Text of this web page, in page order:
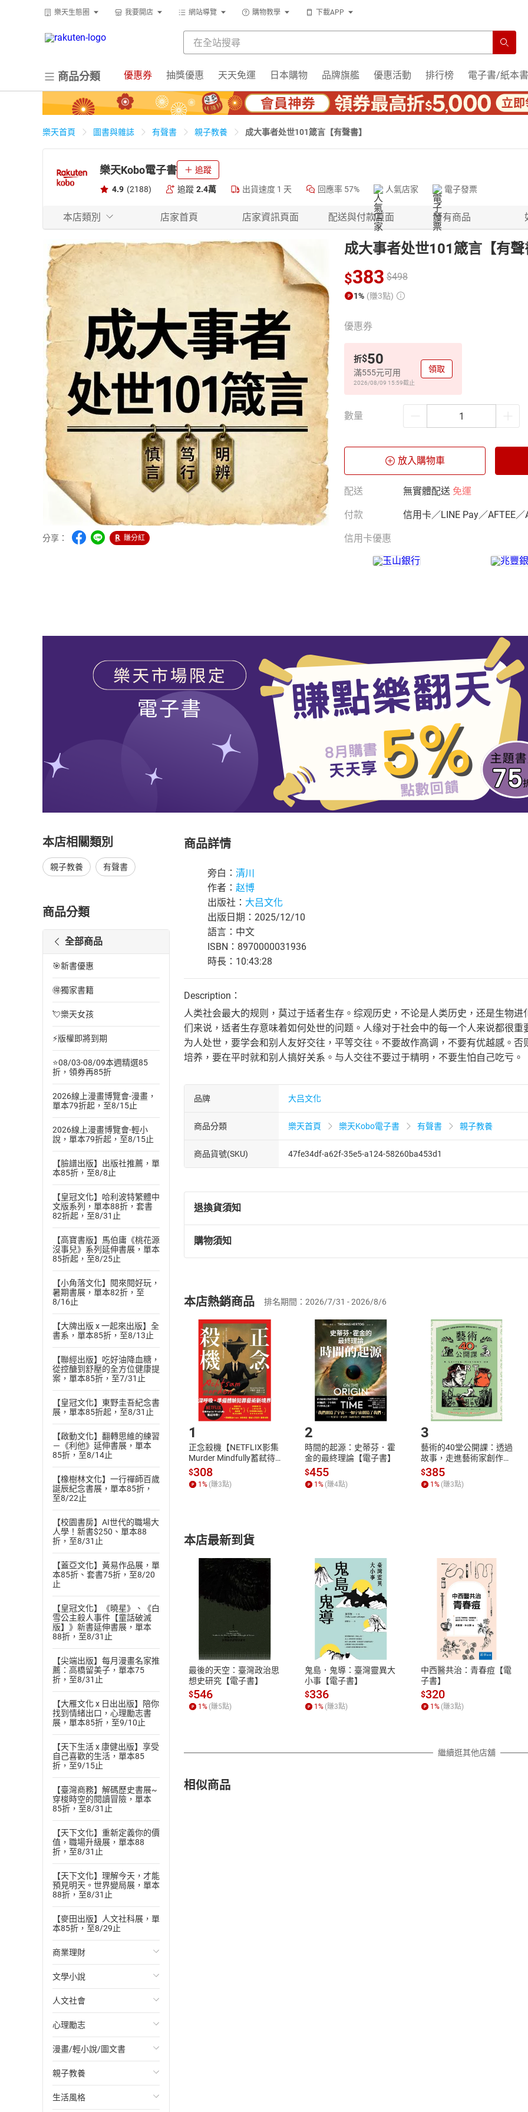
樂天生態圈 我要開店 網站導覽 購物教學 下載APP
商品分類 優惠券 抽獎優惠 天天免運 日本購物 品牌旗艦 優惠活動 排行榜 電子書/紙本書
樂天首頁 圖書與雜誌 有聲書 親子教養 成大事者处世101箴言【有聲書】
樂天Kobo電子書 追蹤
4.9 (2188) 追蹤 2.4萬 出貨速度 1 天 回應率 57% 人氣店家 電子發票
本店類別 店家首頁 店家資訊頁面 配送與付款頁面 所有商品
分享： 賺分紅
成大事者处世101箴言【有聲
$383 $498
1% (賺3點)
優惠券
折$50
滿555元可用
2026/08/09 15:59截止
領取
數量
放入購物車
配送 無實體配送 免運
付款 信用卡／LINE Pay／AFTEE／
信用卡優惠
本店相關類別
親子教養 有聲書
商品分類
全部商品
🎯新書優惠
🉐獨家書籍
💘樂天女孩
⚡版權即將到期
⭐08/03-08/09本週精選85
折，領券再85折
2026線上漫畫博覽會-漫畫，
單本79折起，至8/15止
2026線上漫畫博覽會-輕小
說，單本79折起，至8/15止
【臉譜出版】出版社推薦，單
本85折，至8/8止
【皇冠文化】哈利波特繁體中
文版系列，單本88折，套書
82折起，至8/31止
【高寶書版】馬伯庸《桃花源
沒事兒》系列延伸書展，單本
85折起，至8/25止
【小角落文化】閱來閱好玩，
暑期書展，單本82折，至
8/16止
【大牌出版 x 一起來出版】全
書系，單本85折，至8/13止
【聯經出版】吃好油降血糖，
從控醣到舒壓的全方位健康提
案，單本85折，至7/31止
【皇冠文化】東野圭吾紀念書
展，單本85折起，至8/31止
【啟動文化】翻轉思維的練習
－《利他》延伸書展，單本
85折，至8/14止
【橡樹林文化】一行禪師百歲
誕辰紀念書展，單本85折，
至8/22止
【校園書房】AI世代的職場大
人學！新書$250、單本88
折，至8/31止
【蓋亞文化】黃易作品展，單
本85折、套書75折，至8/20
止
【皇冠文化】《曉星》、《白
雪公主殺人事件【童話破滅
版】》新書延伸書展，單本
88折，至8/31止
【尖端出版】每月漫畫名家推
薦：高橋留美子，單本75
折，至8/31止
【大雁文化 x 日出出版】陪你
找到情緒出口，心理勵志書
展，單本85折，至9/10止
【天下生活 x 康健出版】享受
自己喜歡的生活，單本85
折，至9/15止
【臺灣商務】解碼歷史書展~
穿梭時空的閱讀冒險，單本
85折，至8/31止
【天下文化】重新定義你的價
值，職場升級展，單本88
折，至8/31止
【天下文化】理解今天，才能
預見明天。世界變局展，單本
88折，至8/31止
【麥田出版】人文社科展，單
本85折，至8/29止
商業理財
投資理財
經濟/趨勢
財務/金融
管理/領導
職場工作術
成功法
文學小說
歐美文學
日本文學
韓國文學
華文文學
經典文學
人文社會
國際關係
政治
社會科學
台灣/中國歷史
心理勵志
心靈成長/情緒
人際關係
兩性關係
漫畫/輕小說/圖文書
輕小說
奇幻/科幻
親子教養
教育現場
生活風格
商品詳情
旁白： 清川
作者： 赵博
出版社： 大吕文化
出版日期：2025/12/10
語言：中文
ISBN：8970000031936
時長：10:43:28
Description：
人类社会最大的规则，莫过于适者生存。综观历史，不论是人类历史，还是生物
们来说，适者生存意味着如何处世的问题。人缘对于社会中的每一个人来说都很
为人处世，要学会和别人友好交往，平等交往。不要故作高调，不要有优越感。
培养，要在平时就和别人搞好关系。与人交往不要过于精明，不要生怕自己吃亏。
品牌 大吕文化
商品分類 樂天首頁 樂天Kobo電子書 有聲書 親子教養
商品貨號(SKU) 47fe34df-a62f-35e5-a124-58260ba453d1
退換貨須知
退換貨規定：
(一)依消費者保護法第19條第1項後段暨通訊交易解除權合理例外情事適用
(二)消費者訂購本店鋪之商品即代表知悉本店鋪所銷售之商品為電子書，
且已下載/存取電子書，不得請求退貨退款。
退貨方式：您欲取消訂單或辦理退貨時，請登入樂天市場，並於「我的訂單
貨」，本店鋪將依您的申請進行審核，待審核通過後將為您辦理退款事宜。
請注意，樂天市場須以整筆訂單為單位進行取消/退貨，恕無法以單支商品取
購物須知
挑選商品
Choose
放入購物車
Shopping cart
登入帳號
Login
購書後，如何開始使用？
Step1.選擇閱讀載具 Step2.登入
付款方式
ATM轉帳、信用卡、LINE PAY、AFTEE
退換貨規範
本店是否提供消費者保護法七日猶
之權利，遽消費者保護法及通訊交
除權合理例外情事適用準則，依商
質各有不同規定。詳細退換貨說明
照各商品說明。
本店熱銷商品 排名期間：2026/7/31 - 2026/8/6
1
正念殺機【NETFLIX影集
Murder Mindfully蓄弒待
發】【電子書】
$308
1% (賺3點)
2
時間的起源：史蒂芬．霍
金的最終理論【電子書】
$455
1% (賺4點)
3
藝術的40堂公開課：透過
故事，走進藝術家創作現
場，看藝術如何誕生、如
何形塑人類生活【電子
書】
$385
1% (賺3點)
本店最新到貨
最後的天空：臺灣政治思
想史研究【電子書】
$546
1 % (賺5點)
鬼島．鬼導：臺灣靈異大
小事【電子書】
$336
1 % (賺3點)
中西醫共治：青春痘【電
子書】
$320
1 % (賺3點)
繼續逛其他店舖
相似商品